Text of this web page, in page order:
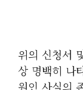
위의 신청서
상 명백히 나
원인 사실의